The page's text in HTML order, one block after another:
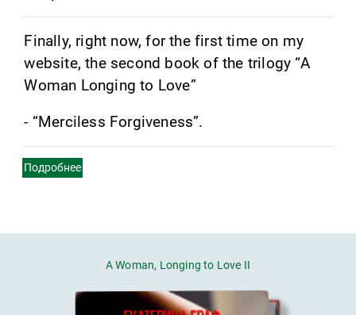
Finally, right now, for the first time on my
website, the second book of the trilogy “A
Woman Longing to Love”
- “Merciless Forgiveness”.
Подробнее
A Woman, Longing to Love II